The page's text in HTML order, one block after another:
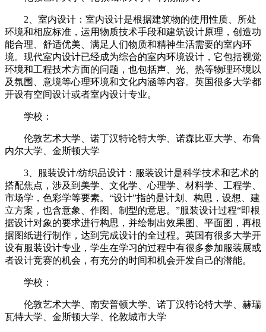
2、室内设计：室内设计是根据建筑物的使用性质、所处
环境和相应标准，运用物质技术手段和建筑设计原理，创造功
能合理、舒适优美、满足人们物质和精神生活需要的室内环
境。现代室内设计已经成为综合的室内环境设计，它包括视觉
环境和工程技术方面的问题，也包括声、光、热等物理环境以
及氛围、意境等心理环境和文化内涵等内容。英国很多大学都
开设有空间设计或者室内设计专业。
学校：
伦敦艺术大学、诺丁汉特论特大学、诺森比亚大学、布鲁
内尔大学、金斯顿大学
3、服装设计/纺织品设计：服装设计是科学技术和艺术的
搭配焦点，涉及到美学、文化学、心理学、材料学、工程学、
市场学，色彩学等要素。“设计”指的是计划、构思，设想、建
立方案，也含意象、作图、制型的意思。”服装设计过程“即根
据设计对象的要求进行构思，并绘制出效果图、平面图，再根
据图纸进行制作，达到完成设计的全过程。英国有很多大学开
设有服装设计专业，学生在学习的过程中有很多参加服装展或
者设计竞赛的机会，有充分的时间和机会开发自己的潜能。
学校：
伦敦艺术大学、南安普顿大学、诺丁汉特论特大学、赫瑞
瓦特大学、金斯顿大学、伦敦城市大学